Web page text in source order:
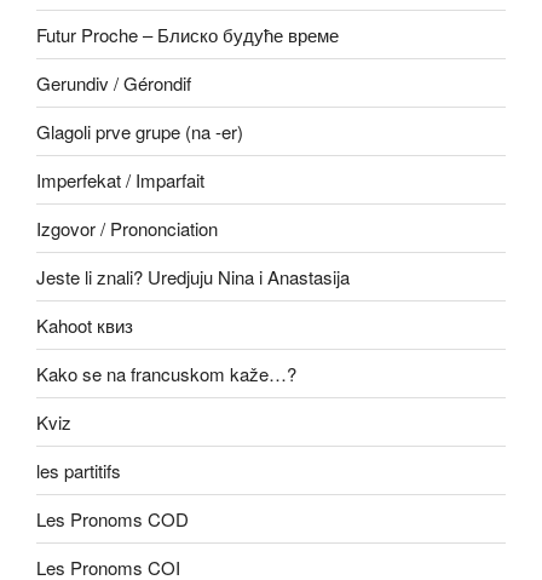
Futur Proche – Блиско будуће време
Gerundiv / Gérondif
Glagoli prve grupe (na -er)
Imperfekat / Imparfait
Izgovor / Prononciation
Jeste li znali? Uredjuju Nina i Anastasija
Kahoot квиз
Kako se na francuskom kaže…?
Kviz
les partitifs
Les Pronoms COD
Les Pronoms COI